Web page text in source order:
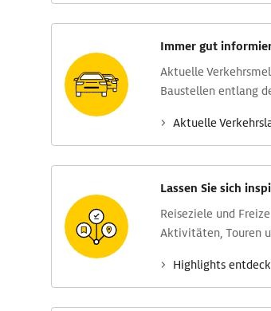
Immer gut
Aktuelle
Baustellen entlang
Aktuelle
Lassen Sie sich
Reise­ziele und
Aktivitäten, Touren
Highlights